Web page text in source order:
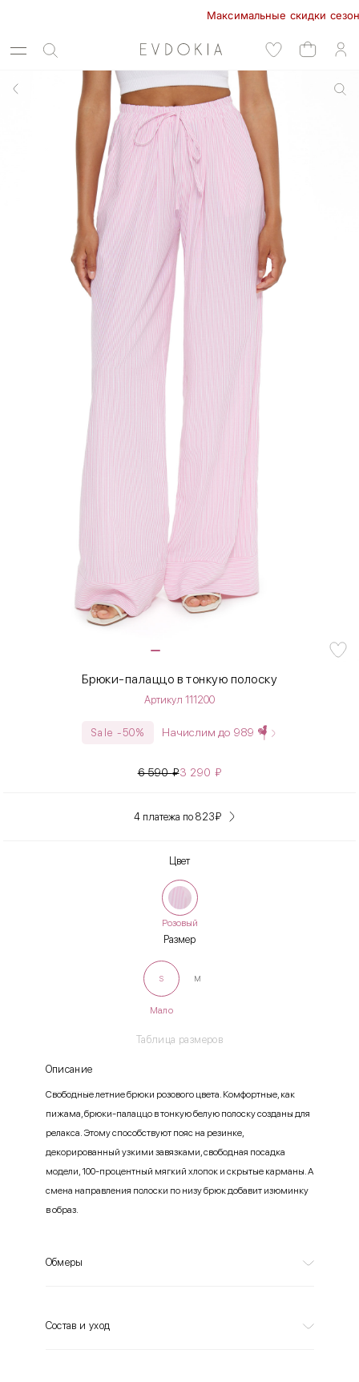
Максимальные скидки сезона
Брюки-палаццо в тонкую полоску
Артикул 111200
Sale -50% Начислим до 989
6 590₽3 290 ₽
4 платежа по 823₽
Цвет
Розовый
Размер
Таблица размеров
S
Мало
M
Описание
Свободные летние брюки розового цвета. Комфортные, как
пижама, брюки-палаццо в тонкую белую полоску созданы для
релакса. Этому способствуют пояс на резинке,
декорированный узкими завязками, свободная посадка
модели, 100-процентный мягкий хлопок и скрытые карманы. А
смена направления полоски по низу брюк добавит изюминку
в образ.
Обмеры
Состав и уход